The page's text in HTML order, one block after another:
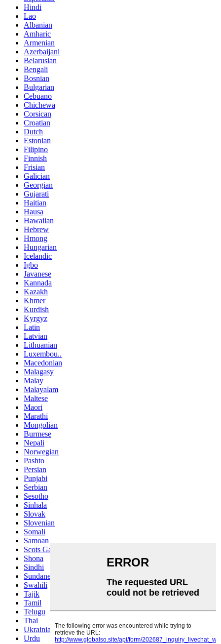
Hindi
Lao
Albanian
Amharic
Armenian
Azerbaijani
Belarusian
Bengali
Bosnian
Bulgarian
Cebuano
Chichewa
Corsican
Croatian
Dutch
Estonian
Filipino
Finnish
Frisian
Galician
Georgian
Gujarati
Haitian
Hausa
Hawaiian
Hebrew
Hmong
Hungarian
Icelandic
Igbo
Javanese
Kannada
Kazakh
Khmer
Kurdish
Kyrgyz
Latin
Latvian
Lithuanian
Luxembou..
Macedonian
Malagasy
Malay
Malayalam
Maltese
Maori
Marathi
Mongolian
Burmese
Nepali
Norwegian
Pashto
Persian
Punjabi
Serbian
Sesotho
Sinhala
Slovak
Slovenian
Somali
Samoan
Scots Gaelic
Shona
Sindhi
Sundanese
Swahili
Tajik
Tamil
Telugu
Thai
Ukrainian
Urdu